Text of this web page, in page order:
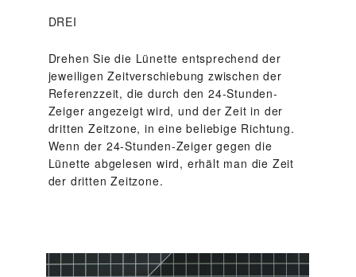
DREI
Drehen Sie die Lünette entsprechend der
jeweiligen Zeitverschiebung zwischen der
Referenzzeit, die durch den 24‑Stunden-
Zeiger angezeigt wird, und der Zeit in der
dritten Zeitzone, in eine beliebige Richtung.
Wenn der 24‑Stunden-Zeiger gegen die
Lünette abgelesen wird, erhält man die Zeit
der dritten Zeitzone.